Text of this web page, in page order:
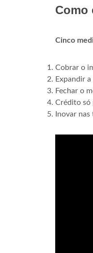
Como
Cinco
Cobrar o
Expandir
Fechar o
Crédito só
Inovar